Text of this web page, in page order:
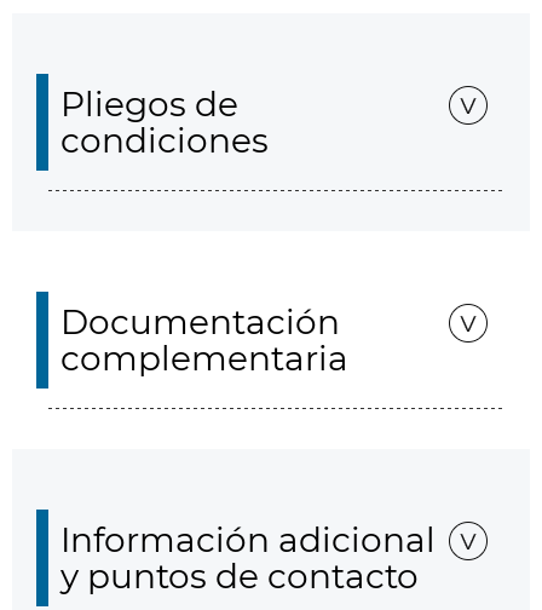
Pliegos de
condiciones
Documentación
complementaria
Información adicional
y puntos de contacto